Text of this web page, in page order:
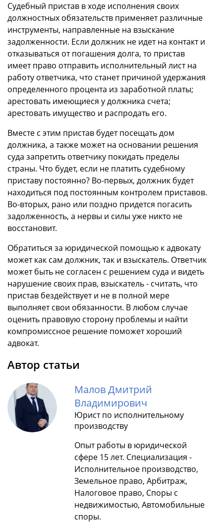
Судебный пристав в ходе исполнения своих
должностных обязательств применяет различные
инструменты, направленные на взыскание
задолженности. Если должник не идет на контакт и
отказываться от погашения долга, то пристав
имеет право отправить исполнительный лист на
работу ответчика, что станет причиной удержания
определенного процента из заработной платы;
арестовать имеющиеся у должника счета;
арестовать имущество и распродать его.
Вместе с этим пристав будет посещать дом
должника, а также может на основании решения
суда запретить ответчику покидать пределы
страны. Что будет, если не платить судебному
приставу постоянно? Во-первых, должник будет
находиться под постоянным контролем приставов.
Во-вторых, рано или поздно придется погасить
задолженность, а нервы и силы уже никто не
восстановит.
Обратиться за юридической помощью к адвокату
может как сам должник, так и взыскатель. Ответчик
может быть не согласен с решением суда и видеть
нарушение своих прав, взыскатель - считать, что
пристав бездействует и не в полной мере
выполняет свои обязанности. В любом случае
оценить правовую сторону проблемы и найти
компромиссное решение поможет хороший
адвокат.
Автор статьи
Малов Дмитрий
Владимирович
Юрист по исполнительному
производству
Опыт работы в юридической
сфере 15 лет. Специализация -
Исполнительное производство,
Земельное право, Арбитраж,
Налоговое право, Споры с
недвижимостью, Автомобильные
споры.